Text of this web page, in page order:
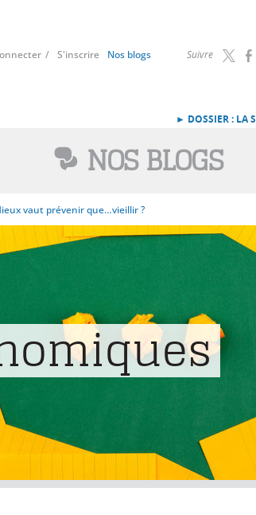
Suivre
S'inscrire Nos blogs
► DOSSIER : LA
NOS BLOGS
vaut prévenir que…vieillir ?